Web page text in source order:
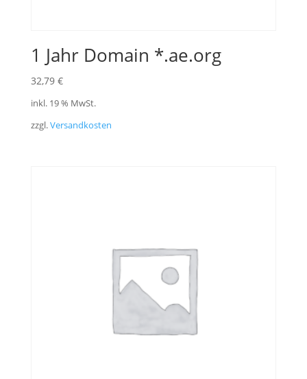
1 Jahr Domain *.ae.org
32,79 €
inkl. 19 % MwSt.
zzgl.Versandkosten